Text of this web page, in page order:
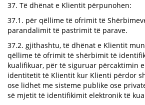
37. Të dhënat e Klientit përpunohen:
37.1. për qëllime të ofrimit të
parandalimit të pastrimit të parave.
37.2. gjithashtu, të dhënat e Klientit
qëllime të ofrimit të shërbimit të
kualifikuar, për të siguruar përcaktimin
identitetit të Klientit kur Klienti përdor
ose lidhet me sisteme publike ose
së mjetit të identifikimit elektronik të